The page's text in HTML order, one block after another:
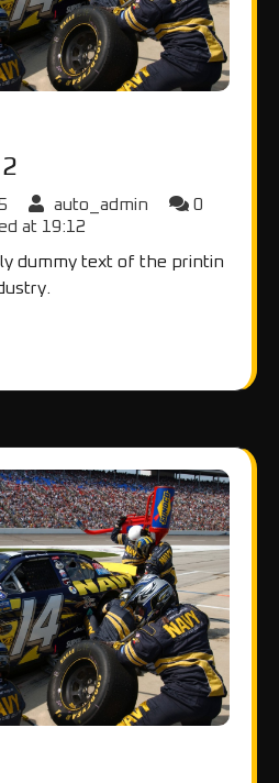
auto_admin
0
at 19:12
dummy text of the printin